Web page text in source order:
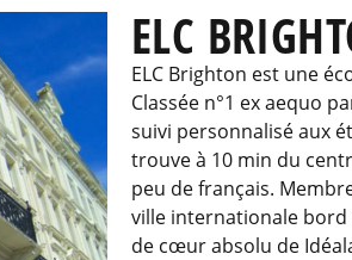
ELC
ELC Brighton est une
Classée n°1 ex aequo
suivi personnalisé aux
trouve à 10 min du
peu de français.
ville internationale bord
de cœur absolu de